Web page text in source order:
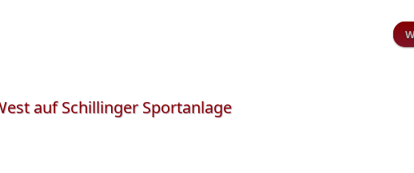
auf Schillinger Sportanlage